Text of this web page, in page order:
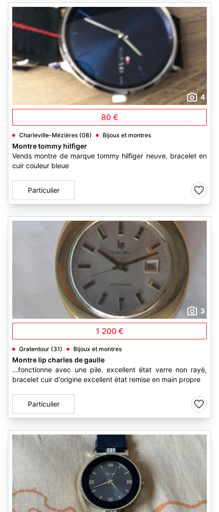
4
80 €
Charleville-Mézières (08) Bijoux et montres
Montre tommy hilfiger
Vends montre de marque tommy hilfiger neuve. bracelet en
cuir couleur bleue
Particulier
3
1 200 €
Gratentour (31) Bijoux et montres
Montre lip charles de gaulle
...fonctionne avec une pile. excellent état verre non rayé,
bracelet cuir d'origine excellent état remise en main propre
Particulier